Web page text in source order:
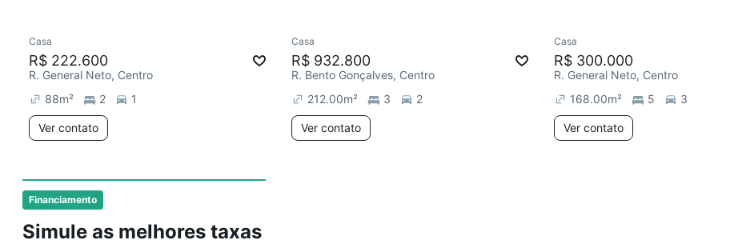
Financiamento
Simule as melhores taxas
Casa
R$ 222.600
R. General Neto, Centro
88m² 2 1
Ver contato
Casa
R$ 932.800
R. Bento Gonçalves, Centro
212.00m² 3 2
Ver contato
Casa
R$ 300.000
R. General Neto, Centro
168.00m² 5 3
Ver contato